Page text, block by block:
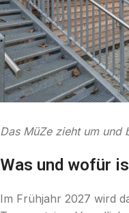
Das MüZe zieht um und
Was und wofür
Im Frühjahr 2027 wird